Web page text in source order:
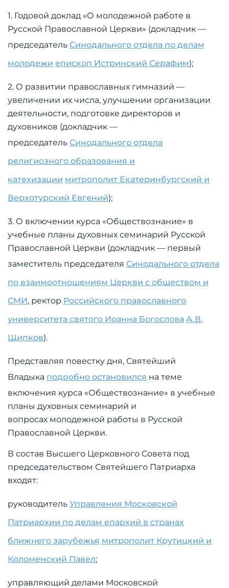
1. Годовой доклад «О молодежной работе в
Русской Православной Церкви» (докладчик —
председатель Синодального отдела по делам
молодежи епископ Истринский Серафим);
2. О развитии православных гимназий —
увеличении их числа, улучшении организации
деятельности, подготовке директоров и
духовников (докладчик —
председатель Синодального отдела
религиозного образования и
катехизации митрополит Екатеринбургский и
Верхотурский Евгений);
3. О включении курса «Обществознание» в
учебные планы духовных семинарий Русской
Православной Церкви (докладчик — первый
заместитель председателя Синодального отдела
по взаимоотношениям Церкви с обществом и
СМИ, ректор Российского православного
университета святого Иоанна Богослова А.В.
Щипков).
Представляя повестку дня, Святейший
Владыка подробно остановился на теме
включения курса «Обществознание» в учебные
планы духовных семинарий и
вопросах молодежной работы в Русской
Православной Церкви.
В состав Высшего Церковного Совета под
председательством Святейшего Патриарха
входят:
руководитель Управления Московской
Патриархии по делам епархий в странах
ближнего зарубежья митрополит Крутицкий и
Коломенский Павел;
управляющий делами Московской